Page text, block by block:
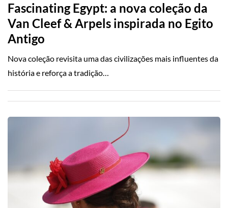
Fascinating Egypt: a nova coleção da
Van Cleef & Arpels inspirada no Egito
Antigo
Nova coleção revisita uma das civilizações mais influentes da
história e reforça a tradição…